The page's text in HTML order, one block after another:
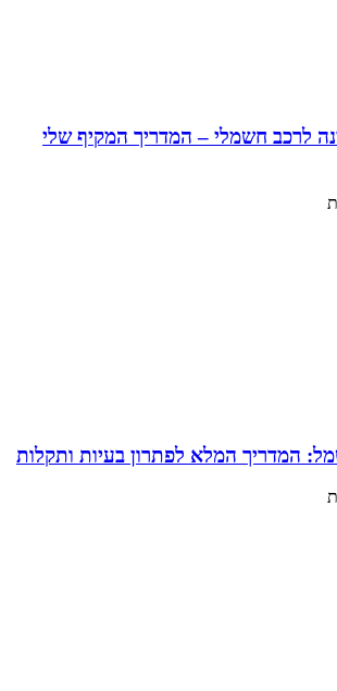
לרכב חשמלי – המדריך המקיף שלי
המדריך המלא לפתרון בעיות ותקלות